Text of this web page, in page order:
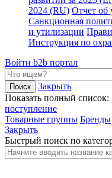
2024 (RU) Отчет об
Санкционная
и утилизации
Инструкция по
Войти b2b портал
Закрыть
Показать полный список:
поступление
Товарные группы Бренды
Закрыть
Быстрый поиск по